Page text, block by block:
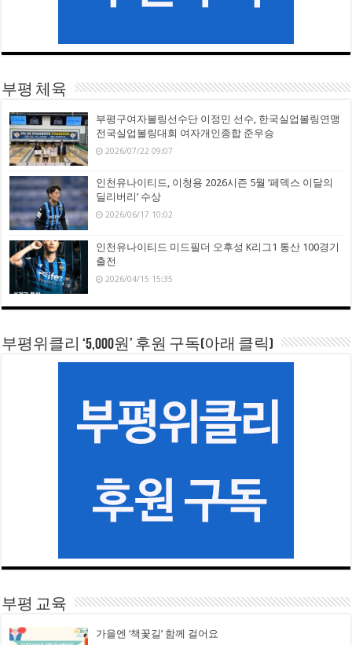
부평 체육
부평구여자볼링선수단 이정민 선수, 한국실업볼링연맹
전국실업볼링대회 여자개인종합 준우승
2026/07/22 09:07
인천유나이티드, 이청용 2026시즌 5월 ‘페덱스 이달의
딜리버리’ 수상
2026/06/17 10:02
인천유나이티드 미드필더 오후성 K리그1 통산 100경기
출전
2026/04/15 15:35
부평위클리 ‘5,000원’ 후원 구독(아래 클릭)
부평 교육
가을엔 ‘책꽃길’ 함께 걸어요